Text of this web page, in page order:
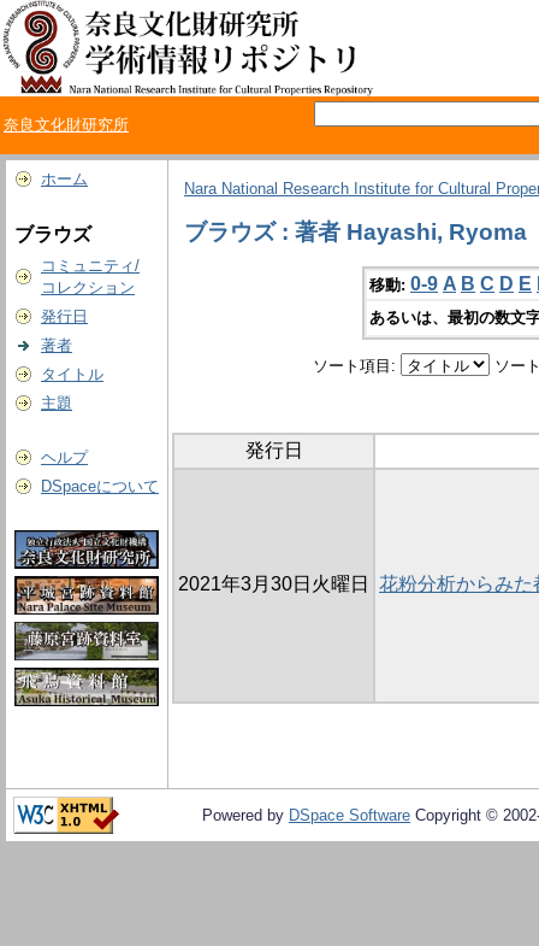
奈良文化財研究所
ホーム
ブラウズ
コミュニティ/
コレクション
発行日
著者
タイトル
主題
ヘルプ
DSpaceについて
Nara National Research Institute for Cultural
ブラウズ : 著者 Hayashi, Ryoma
移動: 0-9 A B C D E
あるいは、最初の数文
ソート項目: ソー
発行日
2021年3月30日火曜日 花粉分析からみ
Powered by DSpace Software Copyright ©